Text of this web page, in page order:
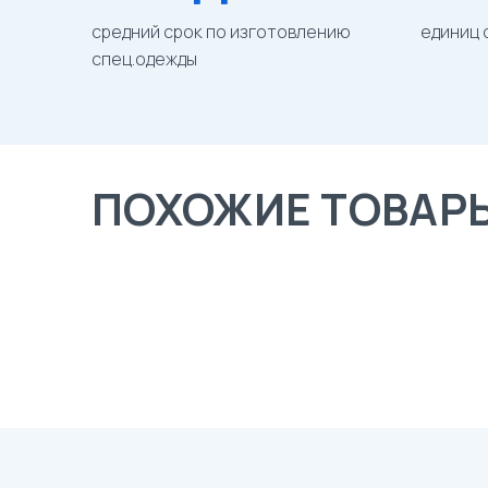
средний срок по изготовлению
спец.одежды
единиц
ПОХОЖИЕ